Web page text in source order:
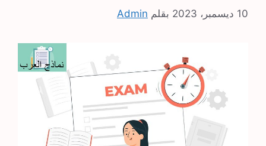
10 ديسمبر، 2023 بقلم Admin